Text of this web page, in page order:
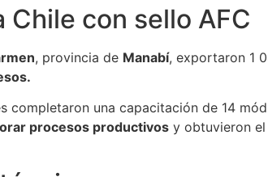
con sello AFC
, provincia de Manabí, exportaron 1
completaron una capacitación de 14
procesos productivos y obtuvieron el